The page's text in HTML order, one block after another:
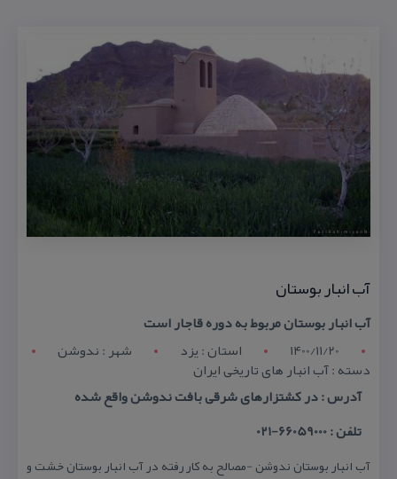
آب انبار بوستان
آب انبار بوستان مربوط به دوره قاجار است
1400/11/20
استان : يزد شهر : ندوشن
دسته : آب انبار های تاریخی ایران
آدرس : در كشتزارهای شرقی بافت ندوشن واقع شده
تلفن : 66059000-021
آب انبار بوستان ندوشن -مصالح به كار رفته در آب انبار بوستان خشت و